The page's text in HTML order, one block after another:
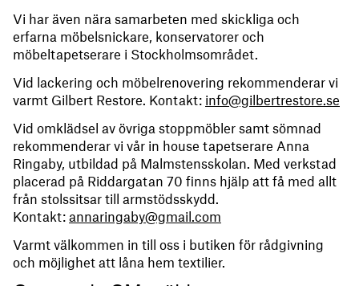
Vi har även nära samarbeten med skickliga och
erfarna möbelsnickare, konservatorer och
möbeltapetserare i Stockholmsområdet.
Vid lackering och möbelrenovering rekommenderar vi
varmt Gilbert Restore. Kontakt: info@gilbertrestore.se
Vid omklädsel av övriga stoppmöbler samt sömnad
rekommenderar vi vår in house tapetserare Anna
Ringaby, utbildad på Malmstensskolan. Med verkstad
placerad på Riddargatan 70 finns hjälp att få med allt
från stolssitsar till armstödsskydd.
Kontakt: annaringaby@gmail.com
Varmt välkommen in till oss i butiken för rådgivning
och möjlighet att låna hem textilier.